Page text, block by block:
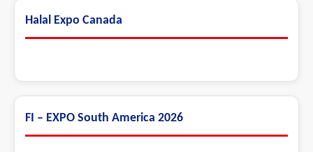
Halal Expo Canada
FI – EXPO South America 2026